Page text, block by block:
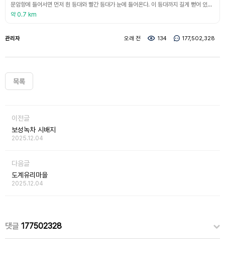
문암항에 들어서면 먼저 흰 등대와 빨간 등대가 눈에 들어온다. 이 등대까지 길게 뻗어 있는 방파제는 바다 끝을 향해 산책하는 신비로운 즐거움을 준다. 작지만 깔끔하게 정비된 항구에는 각자의 배 이름이 적힌 하얀 건물들이 눈길을 끈다. 그물을 손질하고 보관하는 물양장과 더불어 선상낚시를 즐긴 사람들이 회를 먹을 수 있도록 휴게실로 운영되고 있는 건물이다. 문암항은 가자미 배낚시로 유명한 항구다. 문암항 바로 뒤편에 있는 암석지대인 능파대가 바다와 어우러져
약 0.7 km
관리자 오래 전 134 177,502,328
목록
이전글
보성녹차 시배지
2025.12.04
다음글
도계유리마을
2025.12.04
댓글 177502328